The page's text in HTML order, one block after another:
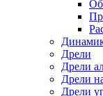
Дрели
Дрели
Дрели
Дрели